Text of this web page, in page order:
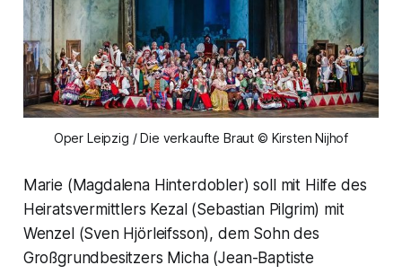
Oper Leipzig / Die verkaufte Braut © Kirsten Nijhof
Marie (Magdalena Hinterdobler) soll mit Hilfe des
Heiratsvermittlers Kezal (Sebastian Pilgrim) mit
Wenzel (Sven Hjörleifsson), dem Sohn des
Großgrundbesitzers Micha (Jean-Baptiste